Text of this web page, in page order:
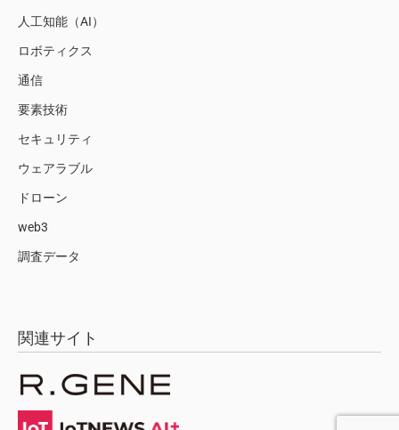
人工知能（AI）
ロボティクス
通信
要素技術
セキュリティ
ウェアラブル
ドローン
web3
調査データ
関連サイト